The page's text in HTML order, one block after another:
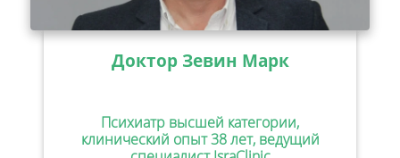
Доктор Зевин Марк
Психиатр высшей категории,
клинический опыт 38 лет, ведущий